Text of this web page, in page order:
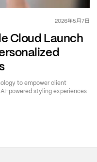
2026年5月7日
Cloud Launch
to empower client
powered styling experiences